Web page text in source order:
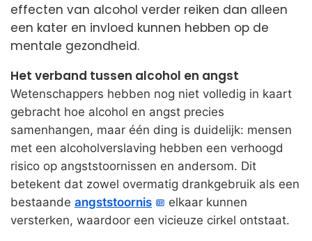
effecten van alcohol verder reiken dan alleen
een kater en invloed kunnen hebben op de
mentale gezondheid.
Het verband tussen alcohol en angst
Wetenschappers hebben nog niet volledig in kaart
gebracht hoe alcohol en angst precies
samenhangen, maar één ding is duidelijk: mensen
met een alcoholverslaving hebben een verhoogd
risico op angststoornissen en andersom. Dit
betekent dat zowel overmatig drankgebruik als een
bestaande angststoornis
elkaar kunnen
versterken, waardoor een vicieuze cirkel ontstaat.